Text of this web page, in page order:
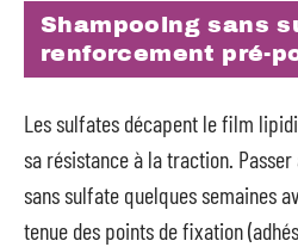
Shampooing sans
renforcement pré-
Les sulfates décapent le film
sa résistance à la traction.
sans sulfate quelques semaines
tenue des points de fixation